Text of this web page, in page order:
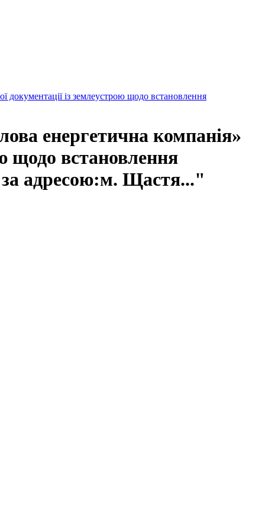
із землеустрою щодо встановлення
енергетична компанія»
щодо встановлення
за адресою:м. Щастя..."